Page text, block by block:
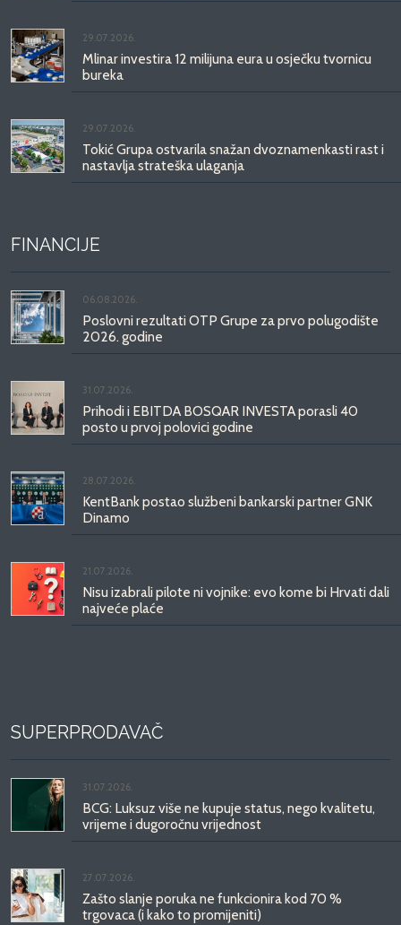
29.07.2026.
Mlinar investira 12 milijuna eura u osječku tvornicu
bureka
29.07.2026.
Tokić Grupa ostvarila snažan dvoznamenkasti rast i
nastavlja strateška ulaganja
FINANCIJE
06.08.2026.
Poslovni rezultati OTP Grupe za prvo polugodište
2026. godine
31.07.2026.
Prihodi i EBITDA BOSQAR INVESTA porasli 40
posto u prvoj polovici godine
28.07.2026.
KentBank postao službeni bankarski partner GNK
Dinamo
21.07.2026.
Nisu izabrali pilote ni vojnike: evo kome bi Hrvati dali
najveće plaće
SUPERPRODAVAČ
31.07.2026.
BCG: Luksuz više ne kupuje status, nego kvalitetu,
vrijeme i dugoročnu vrijednost
27.07.2026.
Zašto slanje poruka ne funkcionira kod 70 %
trgovaca (i kako to promijeniti)